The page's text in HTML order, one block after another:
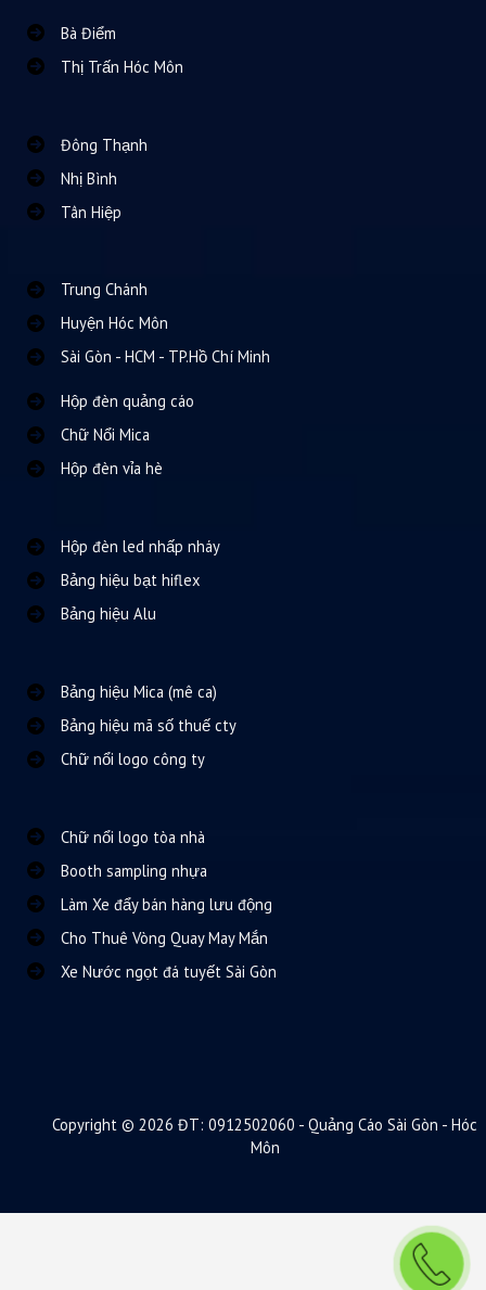
Bà Điểm
Thị Trấn Hóc Môn
Đông Thạnh
Nhị Bình
Tân Hiệp
Trung Chánh
Huyện Hóc Môn
Sài Gòn - HCM - TP.Hồ Chí Minh
Hộp đèn quảng cáo
Chữ Nổi Mica
Hộp đèn vỉa hè
Hộp đèn led nhấp nháy
Bảng hiệu bạt hiflex
Bảng hiệu Alu
Bảng hiệu Mica (mê ca)
Bảng hiệu mã số thuế cty
Chữ nổi logo công ty
Chữ nổi logo tòa nhà
Booth sampling nhựa
Làm Xe đẩy bán hàng lưu động
Cho Thuê Vòng Quay May Mắn
Xe Nước ngọt đá tuyết Sài Gòn
Copyright © 2026 ĐT: 0912502060 - Quảng Cáo Sài Gòn - Hóc
Môn